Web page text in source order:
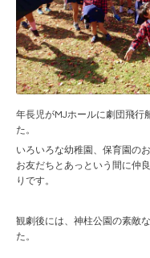
年長児がMJホールに劇団飛行
た。
いろいろな幼稚園、保育園の
お友だちとあっという間に仲
りです。
観劇後には、神柱公園の素敵
た。